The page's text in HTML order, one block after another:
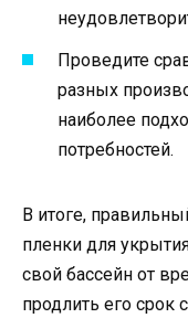
Проведите
разных
наиболее
потребностей.
В итоге,
пленки для
свой бассейн от
продлить его срок